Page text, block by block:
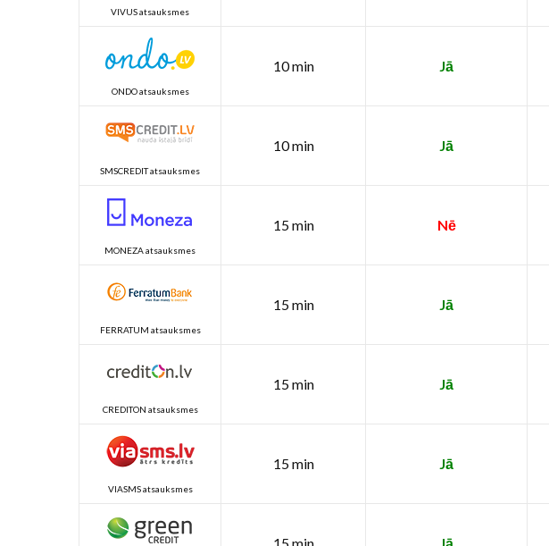
VIVUS atsauksmes
ONDO atsauksmes
10 min Jā
SMSCREDIT atsauksmes
10 min Jā
MONEZA atsauksmes
15 min Nē
FERRATUM atsauksmes
15 min Jā
CREDITON atsauksmes
15 min Jā
VIASMS atsauksmes
15 min Jā